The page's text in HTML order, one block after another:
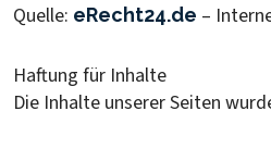
Quelle: eRecht24.de –
Haftung für Inhalte
Die Inhalte unserer Seiten